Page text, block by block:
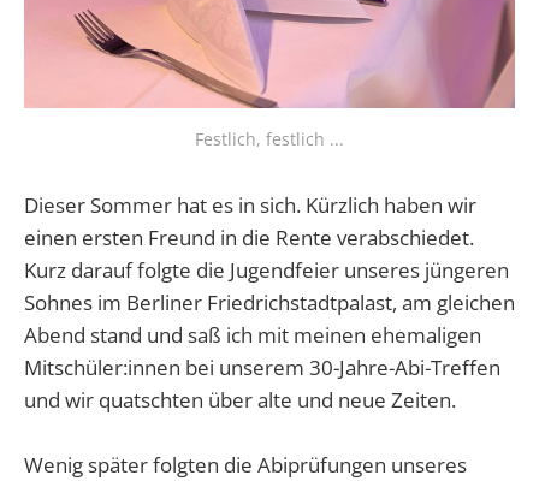
Festlich, festlich ...
Dieser Sommer hat es in sich. Kürzlich haben wir
einen ersten Freund in die Rente verabschiedet.
Kurz darauf folgte die Jugendfeier unseres jüngeren
Sohnes im Berliner Friedrichstadtpalast, am gleichen
Abend stand und saß ich mit meinen ehemaligen
Mitschüler:innen bei unserem 30-Jahre-Abi-Treffen
und wir quatschten über alte und neue Zeiten.
Wenig später folgten die Abiprüfungen unseres